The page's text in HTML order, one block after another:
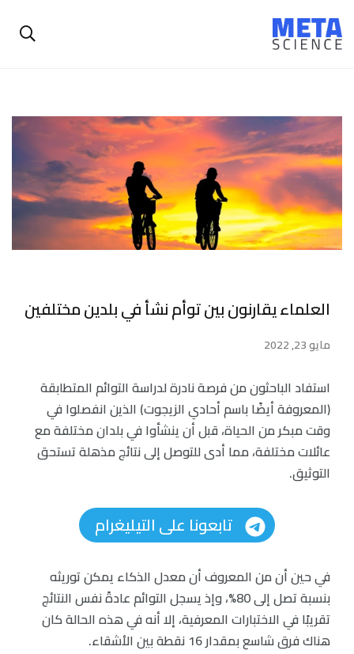
العلماء يقارنون بين توأم نشأ في بلدين مختلفين
مايو 23, 2022
استفاد الباحثون من فرصة نادرة لدراسة التوائم المتطابقة
(المعروفة أيضًا باسم أحادي الزيجوت) الذين انفصلوا في
وقت مبكر من الحياة، قبل أن ينشأوا في بلدان مختلفة مع
عائلات مختلفة، مما أدى للتوصل إلى نتائج مذهلة تستحق
التوثيق.
تابعونا على التيليغرام
في حين أن من المعروف أن معدل الذكاء يمكن توريثه
بنسبة تصل إلى 80%، وإذ يسجل التوائم عادةً نفس النتائج
تقريبًا في الاختبارات المعرفية، إلا أنه في هذه الحالة كان
هناك فرق شاسع بمقدار 16 نقطة بين الأشقاء.